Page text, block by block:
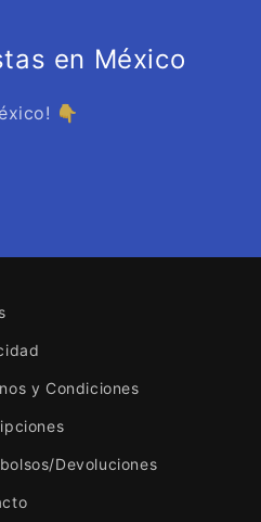
en México
👇
y Condiciones
Devoluciones